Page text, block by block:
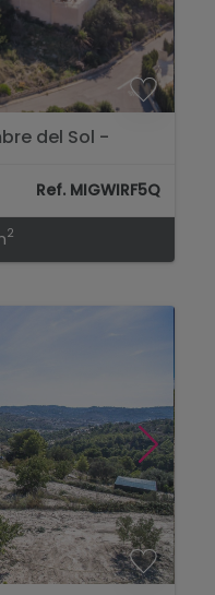
del Sol -
Ref. MIGWIRF5Q
2